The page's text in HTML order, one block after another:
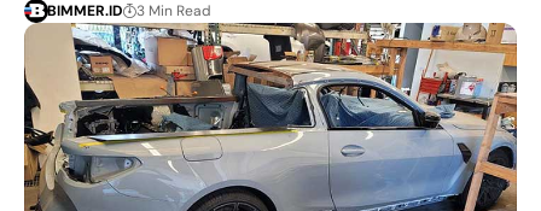
BIMMER.ID 3 Min Read